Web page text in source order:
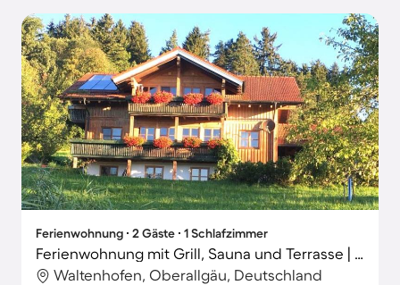
Ferienwohnung ∙ 2 Gäste ∙ 1 Schlafzimmer
Ferienwohnung mit Grill, Sauna und Terrasse | Gartenblick
Waltenhofen, Oberallgäu, Deutschland